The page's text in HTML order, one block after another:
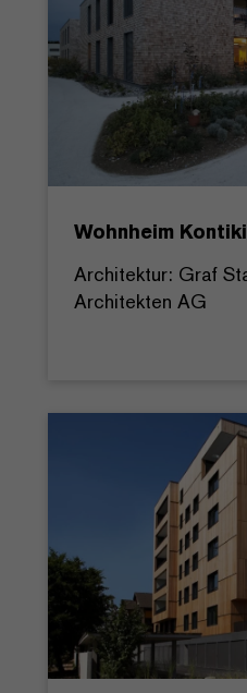
Wohnheim
Architektur: Graf
Architekten AG